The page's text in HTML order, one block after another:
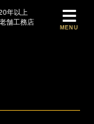
MENU